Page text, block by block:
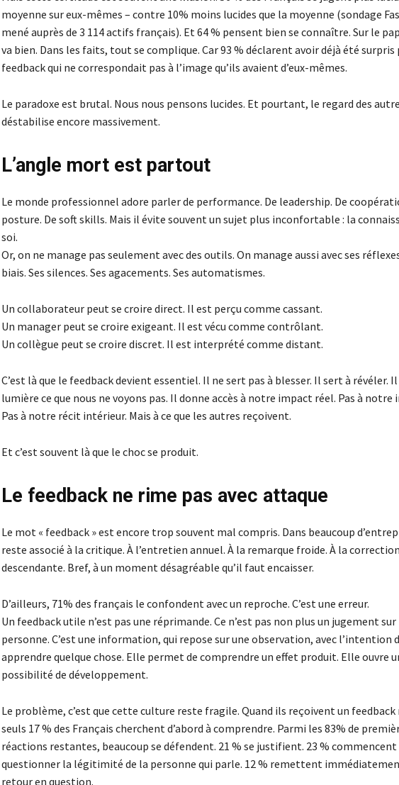
moyenne sur eux-mêmes – contre 10% moins lucides que la moyenne (sondage
mené auprès de 3 114 actifs français). Et 64 % pensent bien se connaître. Sur le
va bien. Dans les faits, tout se complique. Car 93 % déclarent avoir déjà été surpris
feedback qui ne correspondait pas à l’image qu’ils avaient d’eux-mêmes.
Le paradoxe est brutal. Nous nous pensons lucides. Et pourtant, le regard des
déstabilise encore massivement.
L’angle mort est partout
Le monde professionnel adore parler de performance. De leadership. De
posture. De soft skills. Mais il évite souvent un sujet plus inconfortable : la
soi.
Or, on ne manage pas seulement avec des outils. On manage aussi avec ses
biais. Ses silences. Ses agacements. Ses automatismes.
Un collaborateur peut se croire direct. Il est perçu comme cassant.
Un manager peut se croire exigeant. Il est vécu comme contrôlant.
Un collègue peut se croire discret. Il est interprété comme distant.
C’est là que le feedback devient essentiel. Il ne sert pas à blesser. Il sert à révéler.
lumière ce que nous ne voyons pas. Il donne accès à notre impact réel. Pas à
Pas à notre récit intérieur. Mais à ce que les autres reçoivent.
Et c’est souvent là que le choc se produit.
Le feedback ne rime pas avec attaque
Le mot « feedback » est encore trop souvent mal compris. Dans beaucoup
reste associé à la critique. À l’entretien annuel. À la remarque froide. À la correction
descendante. Bref, à un moment désagréable qu’il faut encaisser.
D’ailleurs, 71% des français le confondent avec un reproche. C’est une erreur.
Un feedback utile n’est pas une réprimande. Ce n’est pas non plus un jugement sur
personne. C’est une information, qui repose sur une observation, avec l’intention
apprendre quelque chose. Elle permet de comprendre un effet produit. Elle ouvre
possibilité de développement.
Le problème, c’est que cette culture reste fragile. Quand ils reçoivent un
seuls 17 % des Français cherchent d’abord à comprendre. Parmi les 83% de
réactions restantes, beaucoup se défendent. 21 % se justifient. 23 % commencent
questionner la légitimité de la personne qui parle. 12 % remettent
retour en question.